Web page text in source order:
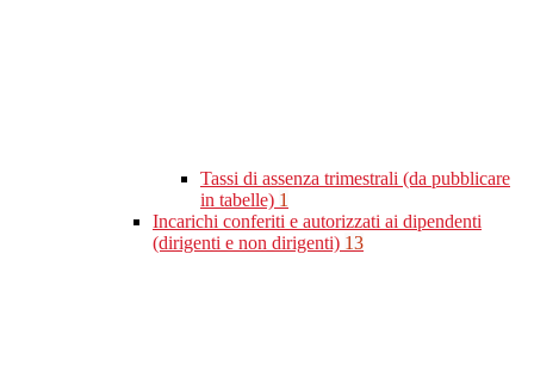
Tassi di assenza trimestrali (da pubblicare
in tabelle) 1
Incarichi conferiti e autorizzati ai dipendenti
(dirigenti e non dirigenti) 13